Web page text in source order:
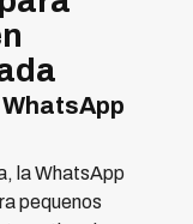
la WhatsApp
pequenos